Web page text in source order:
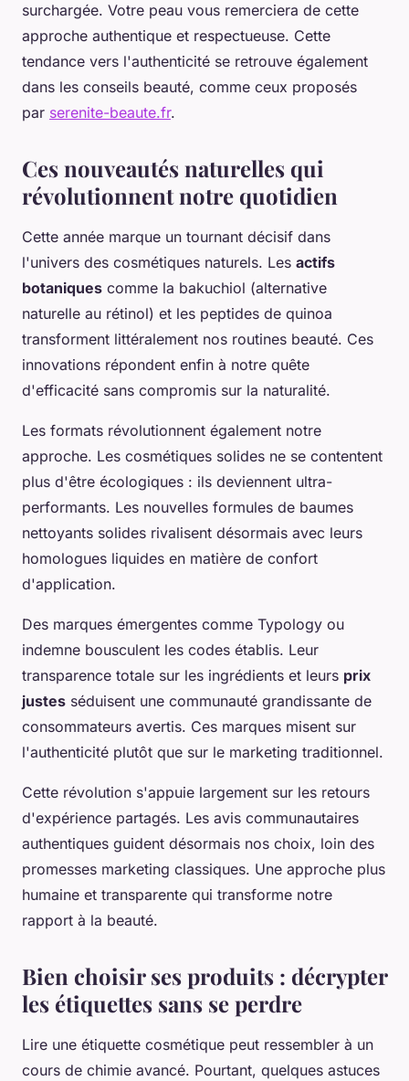
surchargée. Votre peau vous remerciera de cette
approche authentique et respectueuse. Cette
tendance vers l'authenticité se retrouve également
dans les conseils beauté, comme ceux proposés
par serenite-beaute.fr.
Ces nouveautés naturelles qui
révolutionnent notre quotidien
Cette année marque un tournant décisif dans
l'univers des cosmétiques naturels. Les actifs
botaniques comme la bakuchiol (alternative
naturelle au rétinol) et les peptides de quinoa
transforment littéralement nos routines beauté. Ces
innovations répondent enfin à notre quête
d'efficacité sans compromis sur la naturalité.
Les formats révolutionnent également notre
approche. Les cosmétiques solides ne se contentent
plus d'être écologiques : ils deviennent ultra-
performants. Les nouvelles formules de baumes
nettoyants solides rivalisent désormais avec leurs
homologues liquides en matière de confort
d'application.
Des marques émergentes comme Typology ou
indemne bousculent les codes établis. Leur
transparence totale sur les ingrédients et leurs prix
justes séduisent une communauté grandissante de
consommateurs avertis. Ces marques misent sur
l'authenticité plutôt que sur le marketing traditionnel.
Cette révolution s'appuie largement sur les retours
d'expérience partagés. Les avis communautaires
authentiques guident désormais nos choix, loin des
promesses marketing classiques. Une approche plus
humaine et transparente qui transforme notre
rapport à la beauté.
Bien choisir ses produits : décrypter
les étiquettes sans se perdre
Lire une étiquette cosmétique peut ressembler à un
cours de chimie avancé. Pourtant, quelques astuces